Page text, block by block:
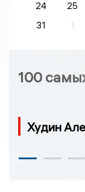
24
25
31
1
100
Худин